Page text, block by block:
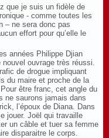
que je suis un fidèle de
- comme toutes les
– ne sera donc pas
effort pour qu’elle le
années Philippe Djian
ouvrage très réussi.
de drogue impliquant
du maire et proche de la
être franc, cet angle du
ne saurons jamais dans
l’époux de Diana. Dans
jouer. Joël qui travaille
un câble et tuer sa femme
disparaitre le corps.